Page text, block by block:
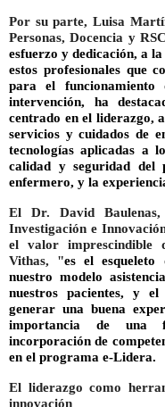
Por su parte, Luisa
Personas, Docencia y
esfuerzo y dedicación, a
estos profesionales que
para el
intervención, ha
centrado en el liderazgo,
servicios y cuidados de
tecnologías aplicadas a
calidad y seguridad del
enfermero, y la
El Dr. David
Investigación e
el valor imprescindible
Vithas, "es el esqueleto
nuestro modelo
nuestros pacientes, y
generar una buena
importancia de una
incorporación de
en el programa e-Lidera.
El liderazgo como
innovación